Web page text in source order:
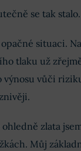
se tak stalo.
situaci.
tlaku už
vůči
ohledně zlata
Můj